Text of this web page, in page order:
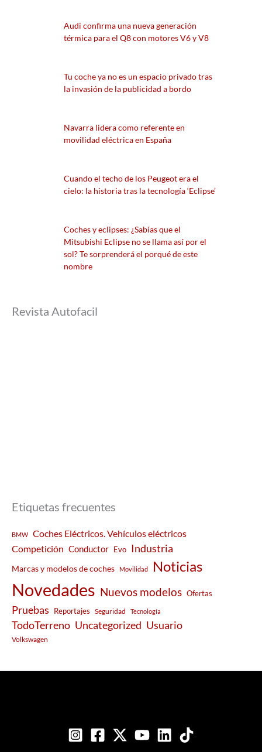
Audi confirma una nueva generación
térmica para el Q8 con motores V6 y V8
Tu coche ya no es un espacio privado tras
la invasión de la publicidad a bordo
Navarra lidera como referente en
movilidad eléctrica en España
Cuando el techo de los Peugeot era el
cielo: la historia tras la tecnología ‘Eclipse’
Coches y eclipses: ¿Sabías que el
Mitsubishi Eclipse no se llama así por el
sol? Te sorprenderá el porqué de este
nombre
Revista Autofacil
Etiquetas frecuentes
BMW
Coches Eléctricos. Vehículos eléctricos
Competición Conductor Evo Industria
Marcas y modelos de coches Movilidad Noticias
Novedades Nuevos modelos Ofertas
Pruebas Reportajes Seguridad Tecnología
TodoTerreno Uncategorized Usuario
Volkswagen